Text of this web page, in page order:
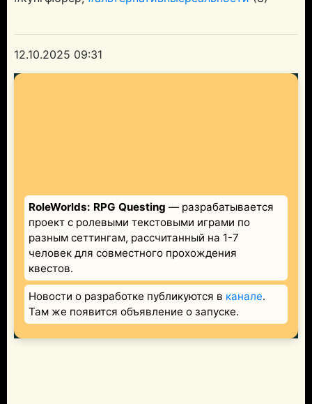
12.10.2025 09:31
RoleWorlds: RPG Questing — разрабатывается
проект с ролевыми текстовыми играми по
разным сеттингам, рассчитанный на 1-7
человек для совместного прохождения
квестов.
Новости о разработке публикуются в канале.
Там же появится объявление о запуске.